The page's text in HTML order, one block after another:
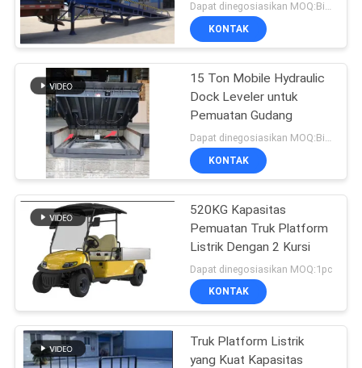
name="robots"
content="noarchive"
/> <meta
name="googlebot"
content="nosnippe
Trailer Toilet
Bergerak
32
Stacker Listrik
24
KONTAK
15 Ton Mobile Hydraulic
Dock Leveler untuk
Pemuatan Gudang
KONTAK
520KG Kapasitas
Pemuatan Truk Platform
Listrik Dengan 2 Kursi
Dapat dinegosiasikan MOQ:1pc
KONTAK
Truk Platform Listrik
yang Kuat Kapasitas